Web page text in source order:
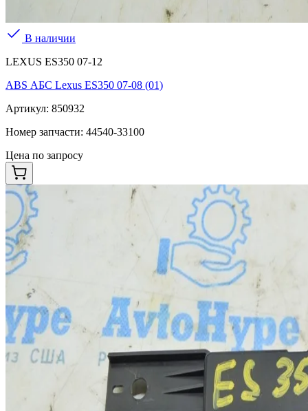
В наличии
LEXUS ES350 07-12
ABS АБС Lexus ES350 07-08 (01)
Артикул: 850932
Номер запчасти: 44540-33100
Цена по запросу